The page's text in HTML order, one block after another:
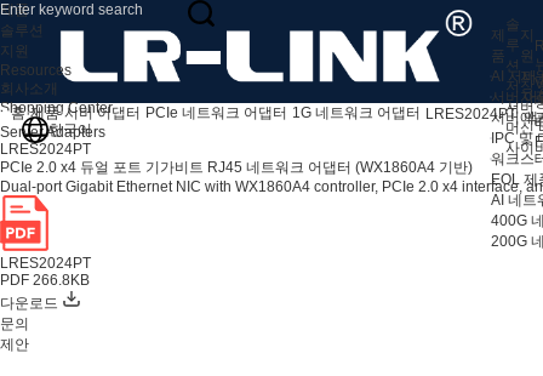
제
품
AI 서버
서버 어
서버 액
IPC 및
워크스
EOL 제
AI 네트
400G
200G
솔
루
션
저장
서버
머신
사이
지
원
지
자
애
제품
솔루션
지원
Resources
회사소개
Shopping Center
한국어
홈 제품 서버 어댑터 PCIe 네트워크 어댑터 1G 네트워크 어댑터 LRES2024PT
Server Adapters
LRES2024PT
PCIe 2.0 x4 듀얼 포트 기가비트 RJ45 네트워크 어댑터 (WX1860A4 기반)
Dual-port Gigabit Ethernet NIC with WX1860A4 controller, PCIe 2.0 x4 interface,
LRES2024PT
PDF 266.8KB
다운로드
문의
제안